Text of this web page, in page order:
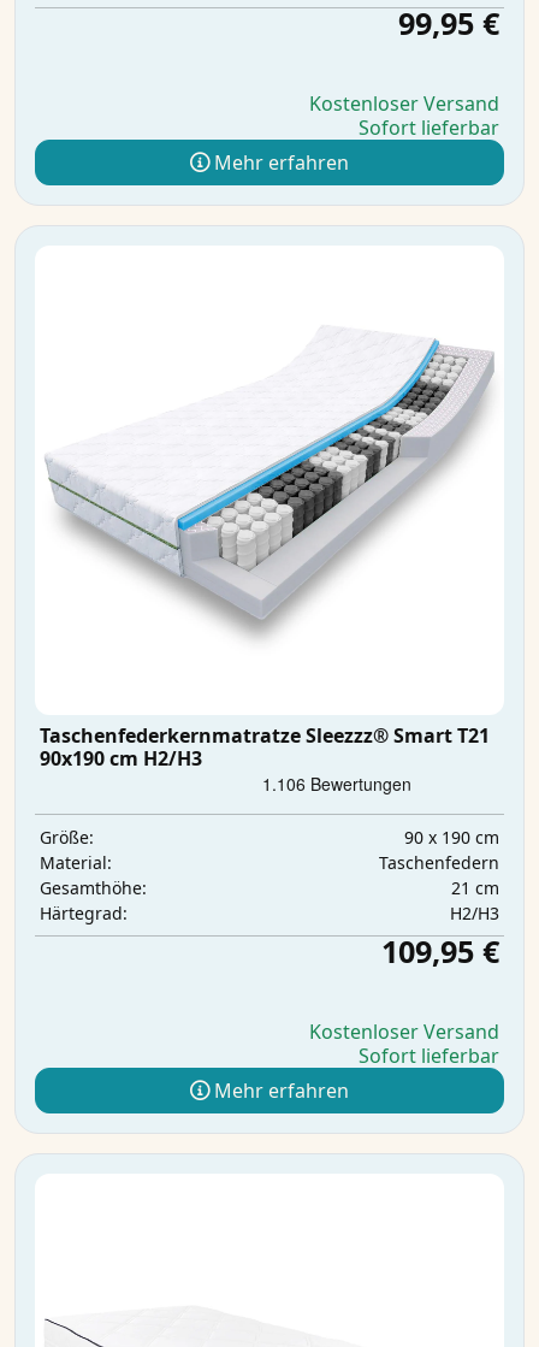
99,95 €
Kostenloser Versand
Sofort lieferbar
Mehr erfahren
Taschenfederkernmatratze Sleezzz® Smart T21
90x190 cm H2/H3
Größe:
90 x 190 cm
Material:
Taschenfedern
Gesamthöhe:
21 cm
Härtegrad:
H2/H3
109,95 €
Kostenloser Versand
Sofort lieferbar
Mehr erfahren